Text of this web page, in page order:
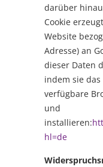
darüber
Cookie
Website
Adresse) an
dieser Daten
indem sie
verfügbare
und
installieren:
hl=de